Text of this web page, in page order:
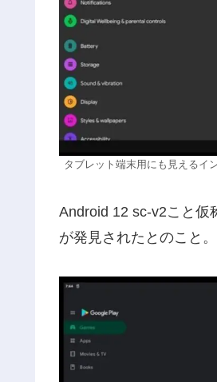
タブレット端末用にも見えるイ
Android 12 sc-v2こと仮
が発見されたとのこと。